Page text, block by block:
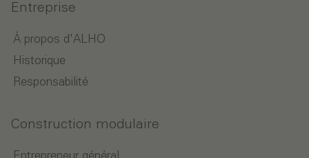
Entreprise
À propos d'ALHO
Historique
Responsabilité
Construction modulaire